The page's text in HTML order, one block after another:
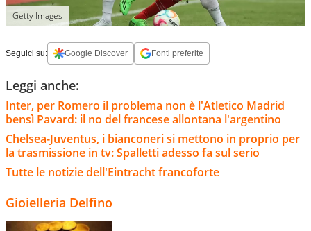
Getty Images
Seguici su: Google Discover Fonti preferite
Leggi anche:
Inter, per Romero il problema non è l'Atletico Madrid
bensì Pavard: il no del francese allontana l'argentino
Chelsea-Juventus, i bianconeri si mettono in proprio per
la trasmissione in tv: Spalletti adesso fa sul serio
Tutte le notizie dell'Eintracht francoforte
Gioielleria Delfino